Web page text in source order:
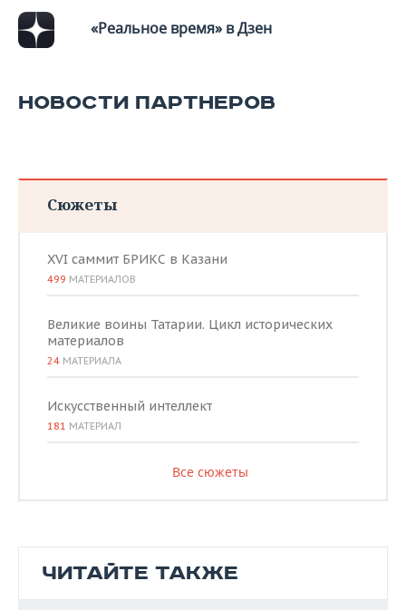
«Реальное время» в Дзен
НОВОСТИ ПАРТНЕРОВ
Сюжеты
XVI саммит БРИКС в Казани
499 МАТЕРИАЛОВ
Великие воины Татарии. Цикл исторических
материалов
24 МАТЕРИАЛА
Искусственный интеллект
181 МАТЕРИАЛ
Все сюжеты
ЧИТАЙТЕ ТАКЖЕ